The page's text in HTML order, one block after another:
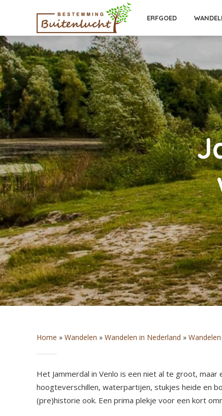
ERFGOED
Home » Wandelen » Wandelen in Nederland »
Het Jammerdal in Venlo is een niet al te groot,
hoogteverschillen, waterpartijen, stukjes heide en
(pre)historie ook. Een prima plekje voor een kort